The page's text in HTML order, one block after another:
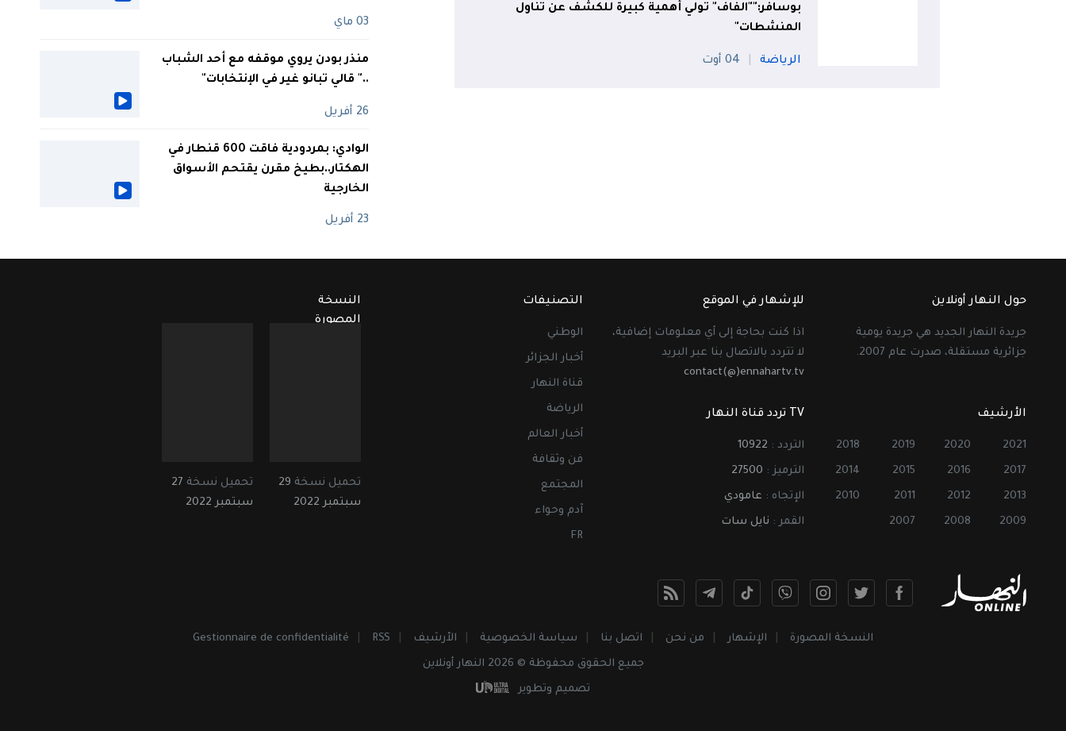
بوسافر:""الفاف" تولي أهمية كبيرة للكشف عن تناول
المنشطات"
الرياضة 04 أوت
03 ماي
منذر بودن يروي موقفه مع أحد الشباب
.." قالي تبانو غير في الإنتخابات"
26 أفريل
الوادي: بمردودية فاقت 600 قنطار في
الهكتار..بطيخ مقرن يقتحم الأسواق
الخارجية
23 أفريل
حول النهار أونلاين
جريدة النهار الجديد هي جريدة يومية
جزائرية مستقلة، صدرت عام 2007.
للإشهار في الموقع
اذا كنت بحاجة إلى أي معلومات إضافية،
لا تتردد بالاتصال بنا عبر البريد
contact(@)ennahartv.tv
الأرشيف
2021
2020
2019
2018
2017
2016
2015
2014
2013
2012
2011
2010
2009
2008
2007
TV تردد قناة النهار
التردد : 10922
الترميز : 27500
الإتجاه : عامودي
القمر : نايل سات
التصنيفات
الوطني
أخبار الجزائر
قناة النهار
الرياضة
أخبار العالم
فن وثقافة
المجتمع
آدم وحواء
FR
النسخة
المصورة
تحميل نسخة 29
سبتمبر 2022
تحميل نسخة 27
سبتمبر 2022
النسخة المصورة الإشهار من نحن اتصل بنا سياسة الخصوصية الأرشيف RSS
Gestionnaire de confidentialité
جميع الحقوق محفوظة © 2026 النهار أونلاين
تصميم وتطوير